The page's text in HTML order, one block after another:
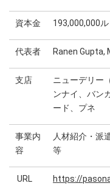
資本金 193,000,000
代表者 Ranen Gupta,
支店
ニューデリー
ンナイ、バン
ード、プネ
事業内
容
人材紹介・派
等
URL https://